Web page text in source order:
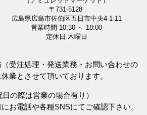
〒731-5128
広島県広島市佐伯区五日市中央4-1-11
営業時間 10:30 ～ 18:00
定休日 木曜日
受注処理・発送業務・お問い合わせの
業とさせて頂いております。
の際は営業の場合有り）
お電話や各種SNSにてご確認下さい。